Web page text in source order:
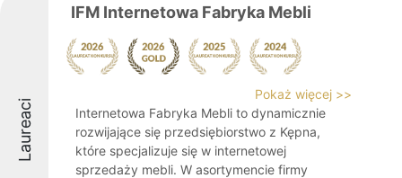
Laureaci
IFM Internetowa Fabryka Mebli
Pokaż więcej >>
Internetowa Fabryka Mebli to dynamicznie
rozwijające się przedsiębiorstwo z Kępna,
które specjalizuje się w internetowej
sprzedaży mebli. W asortymencie firmy